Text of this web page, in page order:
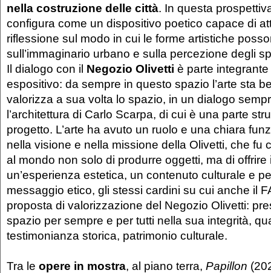
nella costruzione delle città. In questa
configura come un dispositivo poetico capace di
riflessione sul modo in cui le forme artistiche
sull’immaginario urbano e sulla percezione degli
Il dialogo con il Negozio Olivetti è parte
espositivo: da sempre in questo spazio l’arte sta
valorizza a sua volta lo spazio, in un dialogo
l’architettura di Carlo Scarpa, di cui è una parte
progetto. L’arte ha avuto un ruolo e una chiara
nella visione e nella missione della Olivetti, che fu
al mondo non solo di produrre oggetti, ma di
un’esperienza estetica, un contenuto culturale e
messaggio etico, gli stessi cardini su cui anche il
proposta di valorizzazione del Negozio Olivetti:
spazio per sempre e per tutti nella sua integrità,
testimonianza storica, patrimonio culturale.
Tra le opere in mostra, al piano terra, Papillon